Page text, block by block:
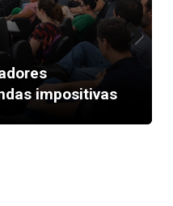
impositivas